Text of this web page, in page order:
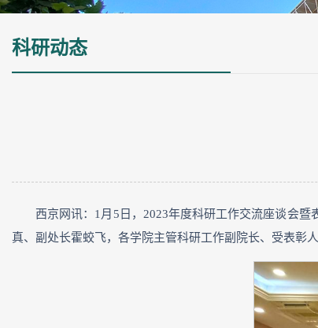
科研动态
西京网讯：1月5日，2023年度科研工作交流座谈会
真、副处长霍蛟飞，各学院主管科研工作副院长、受表彰